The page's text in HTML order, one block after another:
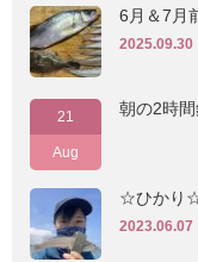
6月＆7月
2025.09.30
21
Aug
朝の2時
☆ひかり
2023.06.07